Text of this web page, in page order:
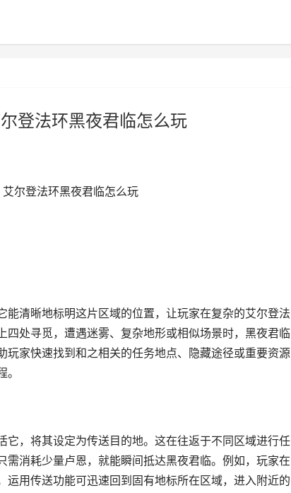
登法环黑夜君临怎么玩
尔登法环黑夜君临怎么玩
清晰地标明这片区域的位置，让玩家在复杂的艾尔登法
四处寻觅，遭遇迷雾、复杂地形或相似场景时，黑夜君临
家快速找到和之相关的任务地点、隐藏途径或重要资源
，将其设定为传送目的地。这在往返于不同区域进行任
需消耗少量卢恩，就能瞬间抵达黑夜君临。例如，玩家在
运用传送功能可迅速回到固有地标所在区域，进入附近的